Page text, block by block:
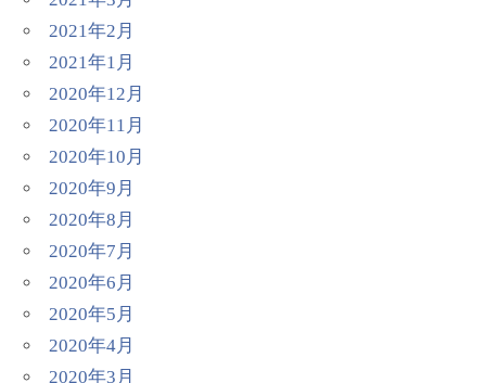
2021年2月
2021年1月
2020年12月
2020年11月
2020年10月
2020年9月
2020年8月
2020年7月
2020年6月
2020年5月
2020年4月
2020年3月